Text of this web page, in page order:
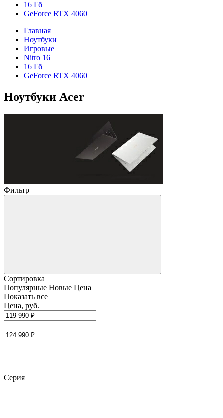
16 Гб
GeForce RTX 4060
Главная
Ноутбуки
Игровые
Nitro 16
16 Гб
GeForce RTX 4060
Ноутбуки Acer
Фильтр
Сортировка
Популярные Новые Цена
Показать все
Цена, руб.
—
Серия